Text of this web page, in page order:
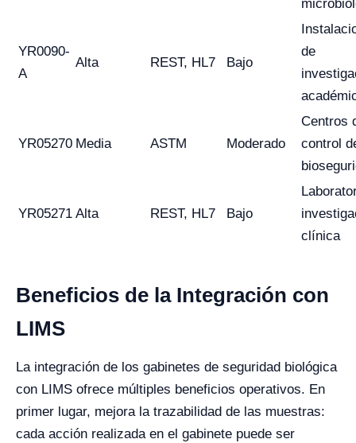
YR0090-
A
Alta REST, HL7 Bajo
de
YR05270 Media ASTM Moderado
Centros
control
YR05271 Alta REST, HL7 Bajo
clínica
Beneficios de la Integración con
LIMS
La integración de los gabinetes de seguridad biológica
con LIMS ofrece múltiples beneficios operativos. En
primer lugar, mejora la trazabilidad de las muestras:
cada acción realizada en el gabinete puede ser